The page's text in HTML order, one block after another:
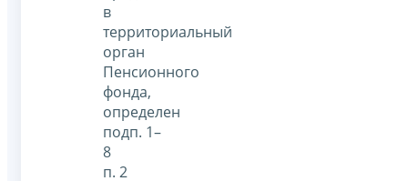
в
территориальный
орган
Пенсионного
фонда,
определен
подп. 1–
8
п. 2